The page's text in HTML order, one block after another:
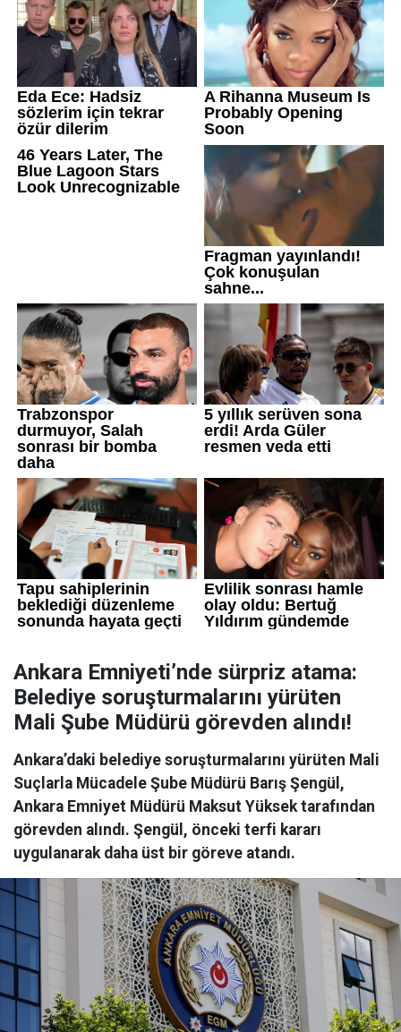
Ankara Emniyeti’nde sürpriz atama:
Belediye soruşturmalarını yürüten
Mali Şube Müdürü görevden alındı!
Ankara’daki belediye soruşturmalarını yürüten Mali
Suçlarla Mücadele Şube Müdürü Barış Şengül,
Ankara Emniyet Müdürü Maksut Yüksek tarafından
görevden alındı. Şengül, önceki terfi kararı
uygulanarak daha üst bir göreve atandı.